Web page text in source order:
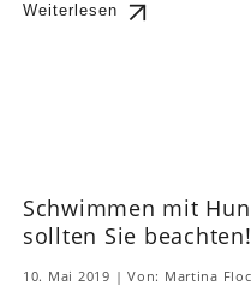
Weiterlesen
Schwimmen mit
sollten Sie beachten!
10. Mai 2019 | Von: Martina